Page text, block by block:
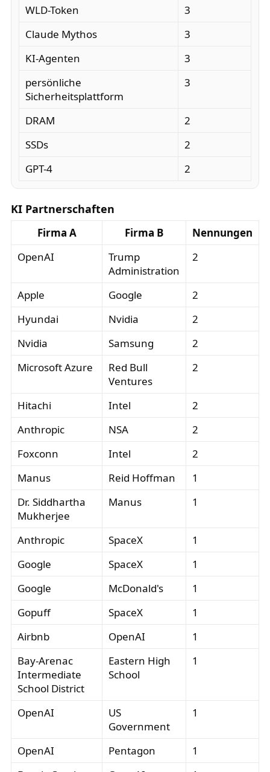
WLD-Token
3
Claude Mythos
3
KI-Agenten
3
persönliche
Sicherheitsplattform
3
DRAM
2
SSDs
2
GPT-4
2
KI Partnerschaften
Firma A Firma B
Nennungen
OpenAI
Trump
Administration
2
Apple Google
2
Hyundai
Nvidia
2
Nvidia
Samsung
2
Microsoft Azure
Red Bull
Ventures
2
Hitachi Intel
2
Anthropic
NSA
2
Foxconn
Intel
2
Manus
Reid Hoffman
1
Dr. Siddhartha
Mukherjee
Manus 1
Anthropic SpaceX
1
Google
SpaceX
1
Google
McDonald's
1
Gopuff
SpaceX
1
Airbnb
OpenAI
1
Bay-Arenac
Intermediate
School District
Eastern High
School
1
OpenAI
US
Government
1
OpenAI Pentagon
1